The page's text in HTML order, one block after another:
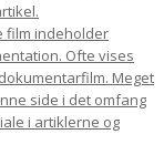
film indeholder
Ofte vises
Meget
side i det omfang
i artiklerne og